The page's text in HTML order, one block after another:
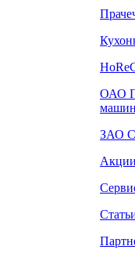
ОАО
ЗАО
Акции